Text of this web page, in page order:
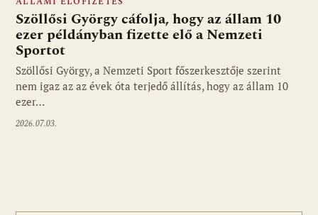
Szöllősi György cáfolja, hogy az állam 10
ezer példányban fizette elő a Nemzeti
Sportot
Szöllősi György, a Nemzeti Sport főszerkesztője szerint
nem igaz az az évek óta terjedő állítás, hogy az állam 10
ezer…
2026.07.03.